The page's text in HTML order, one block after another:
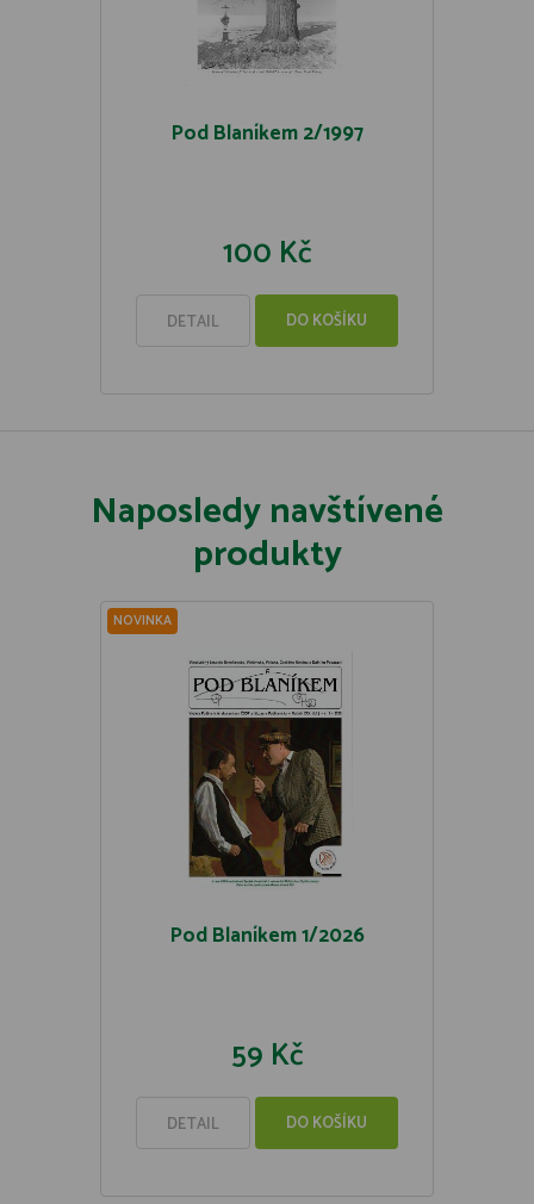
Pod Blaníkem 2/1997
100 Kč
DETAIL DO KOŠÍKU
Naposledy navštívené
produkty
NOVINKA
Pod Blaníkem 1/2026
59 Kč
DETAIL DO KOŠÍKU